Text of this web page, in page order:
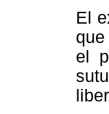
El
el